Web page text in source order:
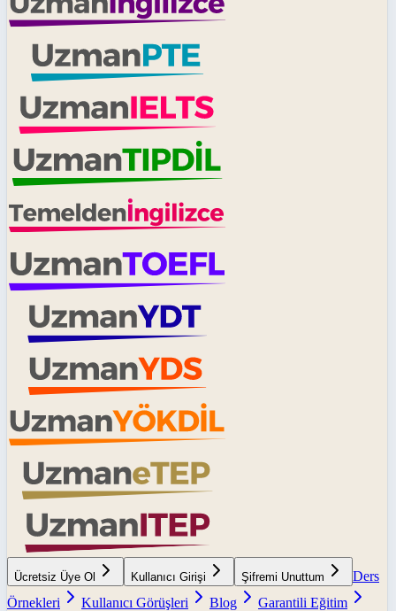
Ücretsiz Üye Ol Kullanıcı Girişi Şifremi Unuttum
Ders
Örnekleri
Kullanıcı Görüşleri Blog
Garantili Eğitim